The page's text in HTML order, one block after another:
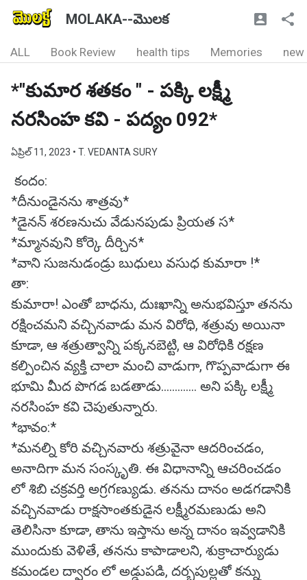
MOLAKA--మొలక
ALL Book Review health tips Memories new
*"కుమార శతకం " - పక్కి లక్ష్మీ
నరసింహ కవి - పద్యం 092*
ఏప్రిల్ 11, 2023 • T. VEDANTA SURY
కందం:
*దీనుండైనను శాత్రవు*
*డైనన్ శరణనుచు వేడునపుడు ప్రియత స*
*మ్మానవుని కోర్కె దీర్చిన*
*వాని సుజనుడండ్రు బుధులు వసుధ కుమారా !*
తా:
కుమారా! ఎంతో బాధను, దుఃఖాన్ని అనుభవిస్తూ తనను
రక్షించమని వచ్చినవాడు మన విరోధి, శత్రువు అయినా
కూడా, ఆ శత్రుత్వాన్ని పక్కనబెట్టి, ఆ విరోధికి రక్షణ
కల్పించిన వ్యక్తి చాలా మంచి వాడుగా, గొప్పవాడుగా ఈ
భూమి మీద పొగడ బడతాడు............. అని పక్కి లక్ష్మీ
నరసింహ కవి చెపుతున్నారు.
*భావం:*
*మనల్ని కోరి వచ్చినవారు శత్రువైనా ఆదరించడం,
అనాదిగా మన సంస్కృతి. ఈ విధానాన్ని ఆచరించడం
లో శిబి చక్రవర్తి అగ్రగణ్యుడు. తనను దానం అడగడానికి
వచ్చినవాడు రాక్షసాంతకుడైన లక్ష్మీరమణుడు అని
తెలిసినా కూడా, తాను ఇస్తాను అన్న దానం ఇవ్వడానికి
ముందుకు వెళితే, తనను కాపాడాలని, శుక్రాచార్యుడు
కమండల ద్వారం లో అడ్డుపడి, దర్భపుల్లతో కన్ను